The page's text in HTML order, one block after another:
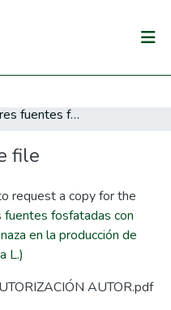
Agronomía
Eficiencia de tres fuentes fosfatadas con adición de cuatro niveles de gallinaza en la producción de plantones de café (Coffea arabica L.)
file
request a copy for the
fuentes fosfatadas con
en la producción de
L.)
AUTOR.pdf